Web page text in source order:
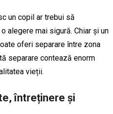
un copil ar trebui să
alegere mai sigură. Chiar și un
oferi separare între zona
separare contează enorm
vieții.
întreținere și